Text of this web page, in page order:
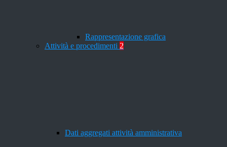
Rappresentazione grafica
Attività e procedimenti 2
Dati aggregati attività amministrativa